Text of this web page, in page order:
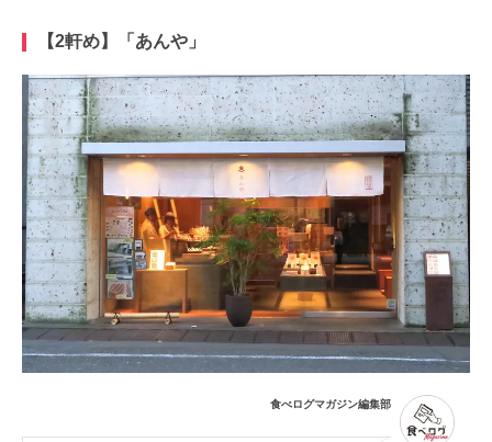
【2軒め】「あんや」
食べログマガジン編集部